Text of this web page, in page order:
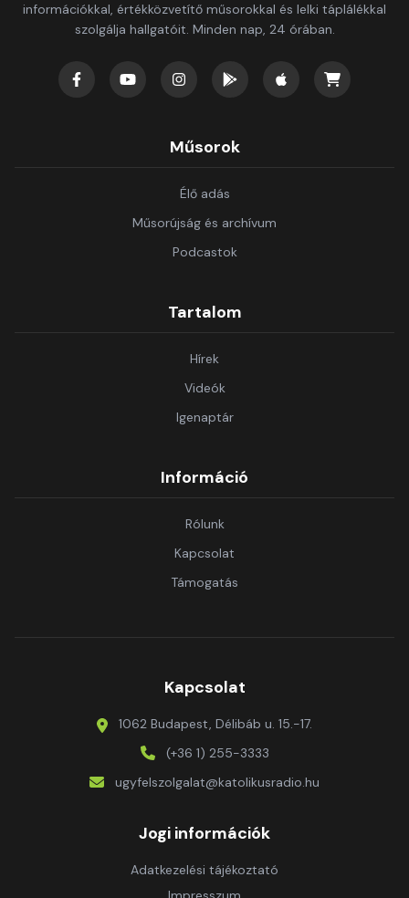
információkkal, értékközvetítő műsorokkal és lelki táplálékkal
szolgálja hallgatóit. Minden nap, 24 órában.
Műsorok
Élő adás
Műsorújság és archívum
Podcastok
Tartalom
Hírek
Videók
Igenaptár
Információ
Rólunk
Kapcsolat
Támogatás
Kapcsolat
1062 Budapest, Délibáb u. 15.-17.
(+36 1) 255-3333
ugyfelszolgalat@katolikusradio.hu
Jogi információk
Adatkezelési tájékoztató